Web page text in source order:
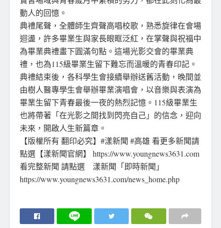
動人的回憶。
典禮尾聲，全體師生齊聲高唱校歌，熟悉旋律在會場
迴盪，許多畢業生與家長眼眶泛紅，在掌聲與祝福中
為畢業典禮畫下圓滿句點。這場光影交會的畢業典
禮，也為115級畢業生留下難忘而溫暖的青春印記。
典禮結束後，各科學生會接續舉辦送舊活動，晚間並
由樹人醫專學生會舉辦畢業演唱會，以音樂與表演為
畢業生留下青春最後一夜的熱烈記憶。115級畢業生
也將帶著「在光影之間找到閃亮自己」的信念，迎向
未來，開啟人生新篇章。
【版權所有 翻印必究】#漾新聞 #高雄 看更多新聞請
點選【漾新聞官網】 https://www.youngnews3631.com
看完整新聞 請點選 漾新聞「即時新聞」
https://www.youngnews3631.com/news_home.php